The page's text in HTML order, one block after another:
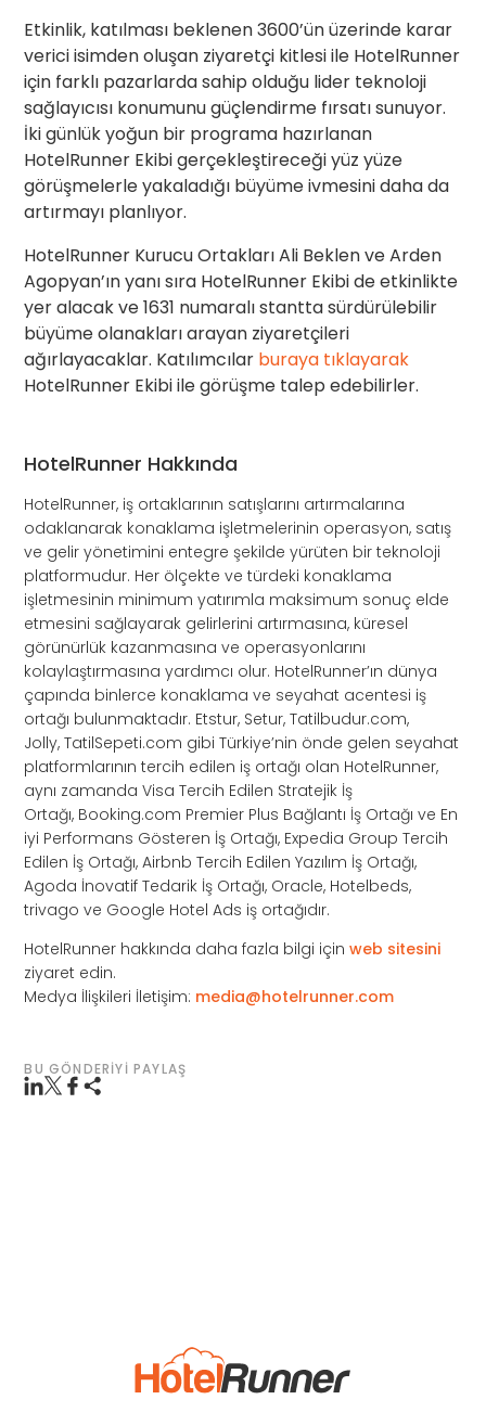
Etkinlik, katılması beklenen 3600’ün üzerinde karar
verici isimden oluşan ziyaretçi kitlesi ile HotelRunner
için farklı pazarlarda sahip olduğu lider teknoloji
sağlayıcısı konumunu güçlendirme fırsatı sunuyor.
İki günlük yoğun bir programa hazırlanan
HotelRunner Ekibi gerçekleştireceği yüz yüze
görüşmelerle yakaladığı büyüme ivmesini daha da
artırmayı planlıyor.
HotelRunner Kurucu Ortakları Ali Beklen ve Arden
Agopyan’ın yanı sıra HotelRunner Ekibi de etkinlikte
yer alacak ve 1631 numaralı stantta sürdürülebilir
büyüme olanakları arayan ziyaretçileri
ağırlayacaklar. Katılımcılar buraya tıklayarak
HotelRunner Ekibi ile görüşme talep edebilirler.
HotelRunner Hakkında
HotelRunner, iş ortaklarının satışlarını artırmalarına
odaklanarak konaklama işletmelerinin operasyon, satış
ve gelir yönetimini entegre şekilde yürüten bir teknoloji
platformudur. Her ölçekte ve türdeki konaklama
işletmesinin minimum yatırımla maksimum sonuç elde
etmesini sağlayarak gelirlerini artırmasına, küresel
görünürlük kazanmasına ve operasyonlarını
kolaylaştırmasına yardımcı olur. HotelRunner’ın dünya
çapında binlerce konaklama ve seyahat acentesi iş
ortağı bulunmaktadır. Etstur, Setur, Tatilbudur.com,
Jolly, TatilSepeti.com gibi Türkiye’nin önde gelen seyahat
platformlarının tercih edilen iş ortağı olan HotelRunner,
aynı zamanda Visa Tercih Edilen Stratejik İş
Ortağı, Booking.com Premier Plus Bağlantı İş Ortağı ve En
iyi Performans Gösteren İş Ortağı, Expedia Group Tercih
Edilen İş Ortağı, Airbnb Tercih Edilen Yazılım İş Ortağı,
Agoda İnovatif Tedarik İş Ortağı, Oracle, Hotelbeds,
trivago ve Google Hotel Ads iş ortağıdır.
HotelRunner hakkında daha fazla bilgi içinweb sitesini
ziyaret edin.
Medya İlişkileri İletişim: media@hotelrunner.com
BU GÖNDERIYI PAYLAŞ